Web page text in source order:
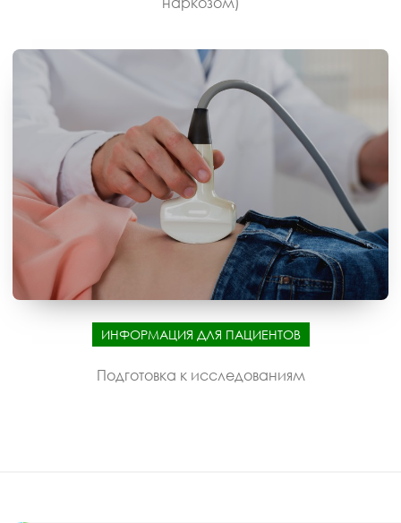
ИНФОРМАЦИЯ ДЛЯ ПАЦИЕНТОВ
Подготовка к исследованиям